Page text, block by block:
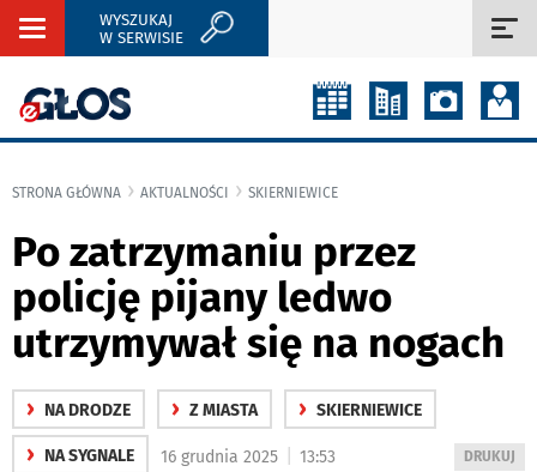
Rozwiń
WYSZUKAJ
W SERWISIE
STRONA GŁÓWNA AKTUALNOŚCI SKIERNIEWICE
Po zatrzymaniu przez
policję pijany ledwo
utrzymywał się na nogach
› NA DRODZE › Z MIASTA › SKIERNIEWICE
› NA SYGNALE
WYDRUKUJ
DRUKUJ
16 grudnia 2025
13:53